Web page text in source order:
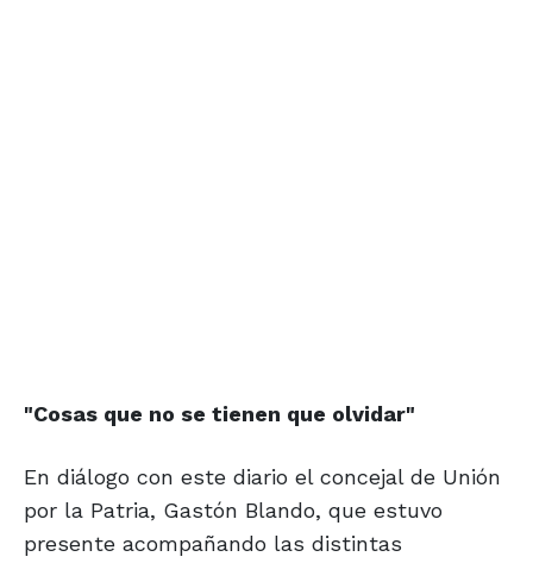
"Cosas que no se tienen que olvidar"
En diálogo con este diario el concejal de Unión
por la Patria, Gastón Blando, que estuvo
presente acompañando las distintas